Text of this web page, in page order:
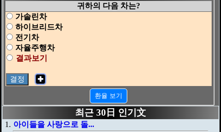
귀하의 다음 차는?
가솔린차
하이브리드차
전기차
자율주행차
결과보기
✚
환율 보기
최근 30日 인기文
아이들을 사랑으로 돌...